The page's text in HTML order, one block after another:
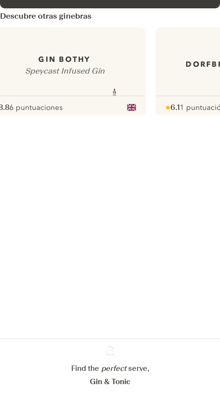
Descubre otras ginebras
GIN BOTHY
Speycast Infused Gin
pour
6 puntuaciones
6.1
pour
1
Ginventory
Find the perfectserve,
Gin & Tonic